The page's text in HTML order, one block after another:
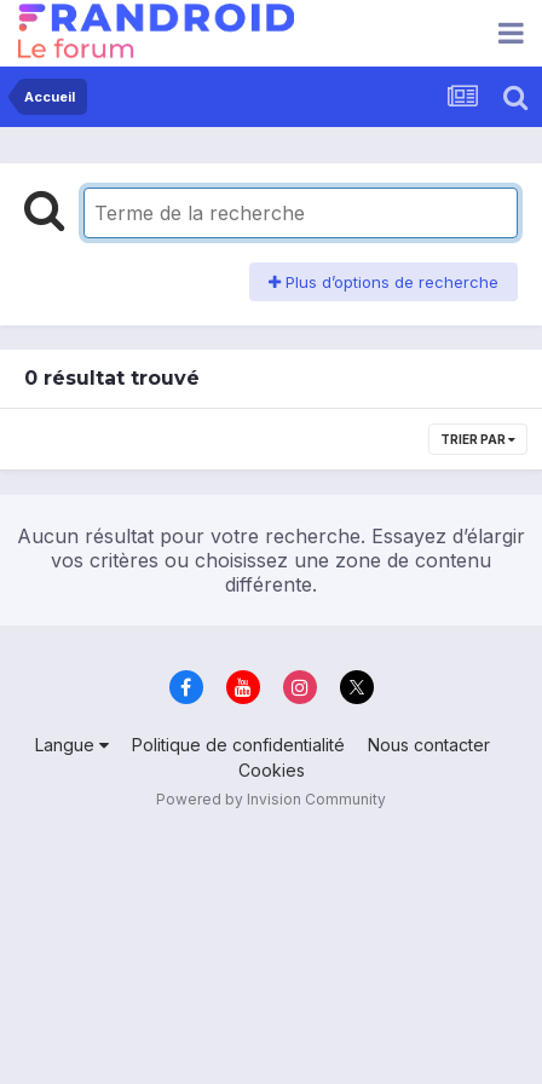
Accueil
Plus d’options de recherche
0 résultat trouvé
TRIER PAR
Aucun résultat pour votre recherche. Essayez d’élargir
vos critères ou choisissez une zone de contenu
différente.
Langue Politique de confidentialité
Nous contacter
Cookies
Powered by Invision Community